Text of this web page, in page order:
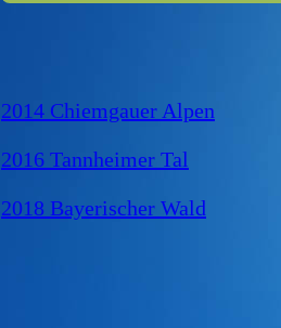
2014 Chiemgauer Alpen
2016 Tannheimer Tal
2018 Bayerischer Wald